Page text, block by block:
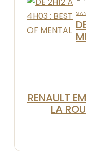
RENAULT
LA